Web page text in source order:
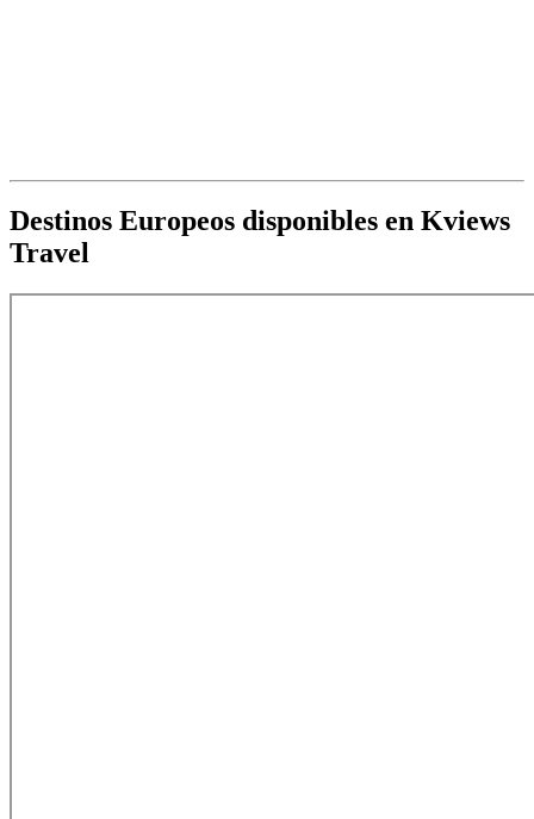
Destinos Europeos disponibles en Kviews
Travel